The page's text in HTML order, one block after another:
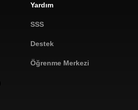
Yardım
SSS
Destek
Öğrenme Merkezi